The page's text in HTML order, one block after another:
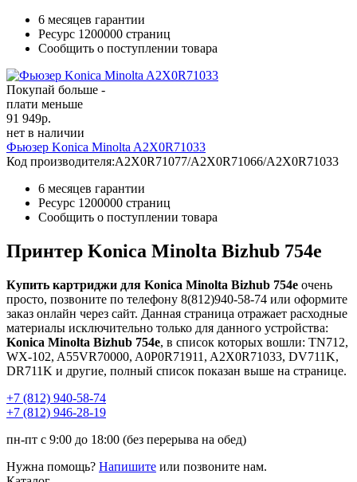
6 месяцев гарантии
Ресурс 1200000 страниц
Сообщить о поступлении товара
Покупай больше -
плати меньше
91 949р.
нет в наличии
Фьюзер Konica Minolta A2X0R71033
Код производителя:A2X0R71077/A2X0R71066/A2X0R71033
6 месяцев гарантии
Ресурс 1200000 страниц
Сообщить о поступлении товара
Принтер Konica Minolta Bizhub 754e
Купить картриджи для Konica Minolta Bizhub 754e очень
просто, позвоните по телефону 8(812)940-58-74 или оформите
заказ онлайн через сайт. Данная страница отражает расходные
материалы исключительно только для данного устройства:
Konica Minolta Bizhub 754e, в список которых вошли: TN712,
WX-102, A55VR70000, A0P0R71911, A2X0R71033, DV711K,
DR711K и другие, полный список показан выше на странице.
+7 (812) 940-58-74
+7 (812) 946-28-19
пн-пт с 9:00 до 18:00 (без перерыва на обед)
Нужна помощь? Напишите или позвоните нам.